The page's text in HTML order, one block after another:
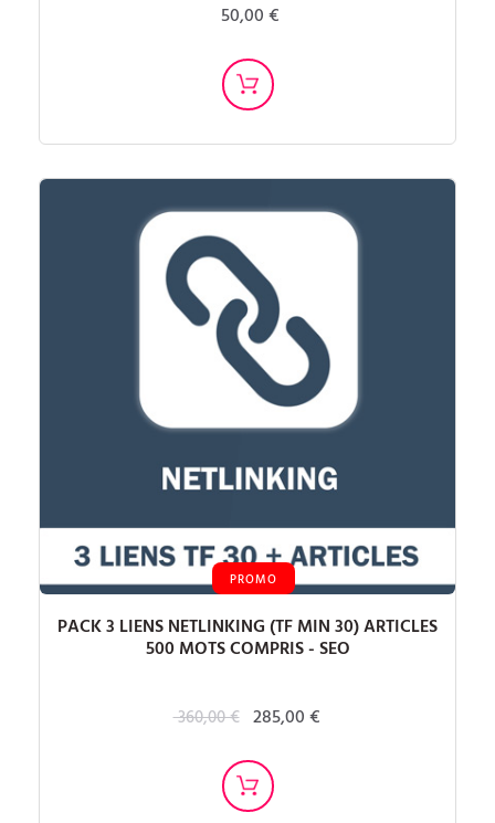
50,00 €
PROMO
PACK 3 LIENS NETLINKING (TF MIN 30) ARTICLES
500 MOTS COMPRIS - SEO
360,00 € 285,00 €